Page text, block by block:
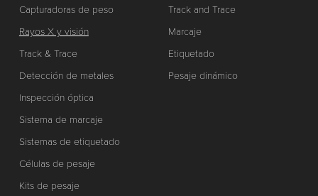
Capturadoras de peso
Rayos X y visión
Track & Trace
Detección de metales
Inspección óptica
Sistema de marcaje
Sistemas de etiquetado
Células de pesaje
Kits de pesaje
Track and Trace
Marcaje
Etiquetado
Pesaje dinámico